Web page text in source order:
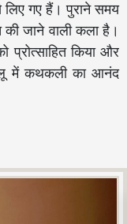
गए हैं। पुराने समय
जाने वाली कला है।
किया और
में कथकली का आनंद